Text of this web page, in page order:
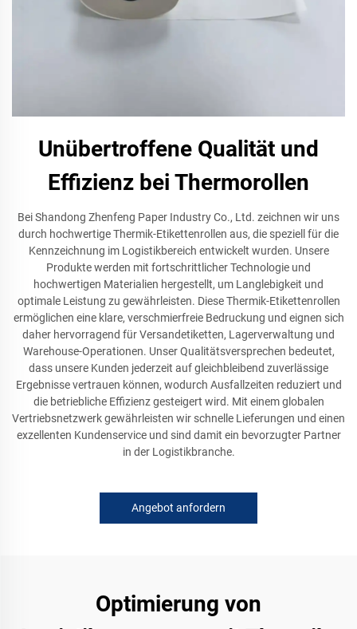
Unübertroffene Qualität und
Effizienz bei Thermorollen
Bei Shandong Zhenfeng Paper Industry Co., Ltd. zeichnen wir uns
durch hochwertige Thermik-Etikettenrollen aus, die speziell für die
Kennzeichnung im Logistikbereich entwickelt wurden. Unsere
Produkte werden mit fortschrittlicher Technologie und
hochwertigen Materialien hergestellt, um Langlebigkeit und
optimale Leistung zu gewährleisten. Diese Thermik-Etikettenrollen
ermöglichen eine klare, verschmierfreie Bedruckung und eignen sich
daher hervorragend für Versandetiketten, Lagerverwaltung und
Warehouse-Operationen. Unser Qualitätsversprechen bedeutet,
dass unsere Kunden jederzeit auf gleichbleibend zuverlässige
Ergebnisse vertrauen können, wodurch Ausfallzeiten reduziert und
die betriebliche Effizienz gesteigert wird. Mit einem globalen
Vertriebsnetzwerk gewährleisten wir schnelle Lieferungen und einen
exzellenten Kundenservice und sind damit ein bevorzugter Partner
in der Logistikbranche.
Angebot anfordern
Optimierung von